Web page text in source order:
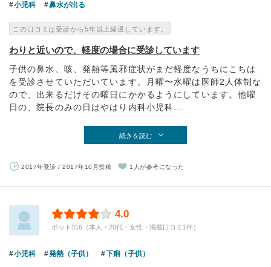
小児科 鼻水が出る
この口コミは受診から5年以上経過しています。
わりと近いので、軽度の場合に受診しています
子供の鼻水、咳、発熱等風邪症状がまだ軽度なうちにこちは
を受診させていただいています。月曜〜水曜は医師2人体制な
ので、出来るだけその曜日にかかるようにしています。他曜
日の、院長のみの日はやはり内科小児科...
続きを読む
2017年受診 / 2017年10月投稿 1人が参考になった
4.0
ポット316（本人・20代・女性・掲載口コミ1件）
小児科 発熱（子供） 下痢（子供）